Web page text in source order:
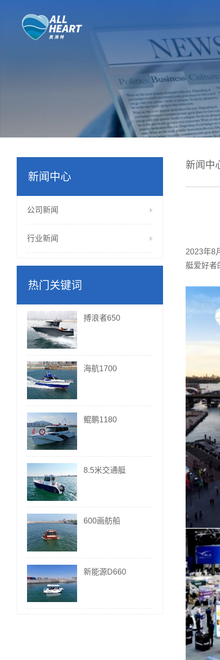
新闻中心
公司新闻
行业新闻
热门关键词
搏浪者650
海航1700
鲲鹏1180
8.5米交通艇
600画舫船
新能源D660
新闻中
2023年8
艇爱好者